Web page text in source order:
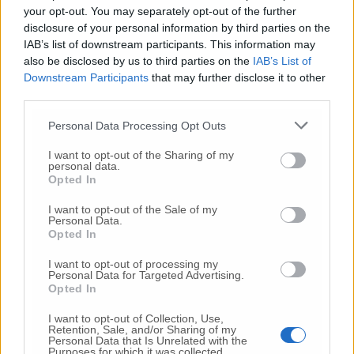
your opt-out. You may separately opt-out of the further
disclosure of your personal information by third parties on the
IAB’s list of downstream participants. This information may
also be disclosed by us to third parties on the IAB’s List of
Downstream Participants that may further disclose it to other
Personal Data Processing Opt Outs
I want to opt-out of the Sharing of my
personal data.
Opted In
I want to opt-out of the Sale of my
Personal Data.
Opted In
I want to opt-out of processing my
Personal Data for Targeted Advertising.
Opted In
I want to opt-out of Collection, Use,
Retention, Sale, and/or Sharing of my
Personal Data that Is Unrelated with the
coordinatori dei meeting locali e dei referenti
regionali e nazionali ed il sostegno e pubblica
durante il congresso, è stato possibile offrire
un aggiornamento concreto e di rilevanza
nella regione Marche.
L’intervento della prof.ssa Rossana Berardi
(clicca per ingrandire)
(clicca per ingrandire)